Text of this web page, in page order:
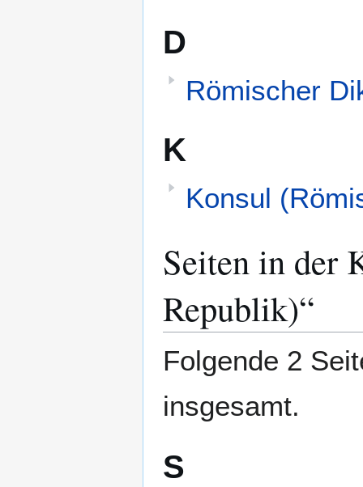
D
Römischer
K
Konsul
Seiten in der
Republik)“
Folgende 2
insgesamt.
S